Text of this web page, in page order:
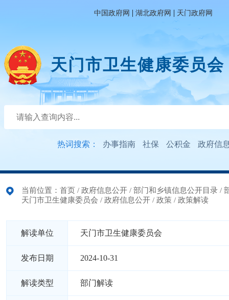
中国政府网 | 湖北政府网 | 天门政府网
天门市卫生健康委员会
热词搜索： 办事指南 社保 公积金 政府信
当前位置： 首页 / 政府信息公开 / 部门和乡镇信息公开目录 /
天门市卫生健康委员会 / 政府信息公开 / 政策 / 政策解读
解读单位 天门市卫生健康委员会
发布日期 2024-10-31
解读类型 部门解读